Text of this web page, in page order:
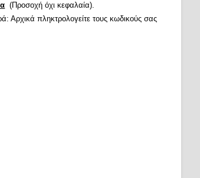
(Προσοχή όχι κεφαλαία).
Αρχικά πληκτρολογείτε τους κωδικούς σας